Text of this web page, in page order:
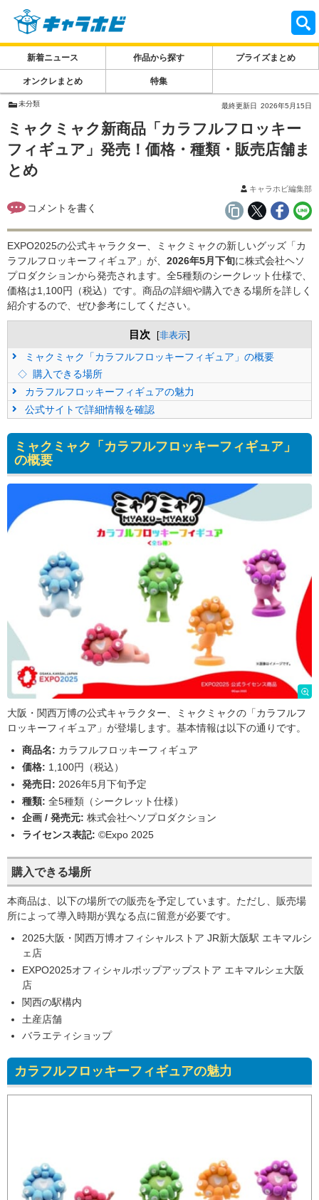
新着ニュース 作品から探す プライズまとめ
オンクレまとめ 特集
未分類 最終更新日 2026年5月15日
ミャクミャク新商品「カラフルフロッキー
フィギュア」発売！価格・種類・販売店舗ま
とめ
キャラホビ編集部
EXPO2025の公式キャラクター、ミャクミャクの新しいグッズ「カ
ラフルフロッキーフィギュア」が、 2026年5月下旬に株式会社ヘソ
プロダクションから発売されます。全5種類のシークレット仕様で、
価格は1,100円（税込）です。商品の詳細や購入できる場所を詳しく
紹介するので、ぜひ参考にしてください。
目次 [非表示]
ミャクミャク「カラフルフロッキーフィギュア」の概要
購入できる場所
カラフルフロッキーフィギュアの魅力
公式サイトで詳細情報を確認
ミャクミャク「カラフルフロッキーフィギュア」
の概要
大阪・関西万博の公式キャラクター、ミャクミャクの「カラフルフ
ロッキーフィギュア」が登場します。基本情報は以下の通りです。
商品名: カラフルフロッキーフィギュア
価格: 1,100円（税込）
発売日: 2026年5月下旬予定
種類: 全5種類（シークレット仕様）
企画 / 発売元: 株式会社ヘソプロダクション
ライセンス表記: ©Expo 2025
購入できる場所
本商品は、以下の場所での販売を予定しています。ただし、販売場
所によって導入時期が異なる点に留意が必要です。
2025大阪・関西万博オフィシャルストア JR新大阪駅 エキマルシ
ェ店
EXPO2025オフィシャルポップアップストア エキマルシェ大阪
店
関西の駅構内
土産店舗
バラエティショップ
カラフルフロッキーフィギュアの魅力